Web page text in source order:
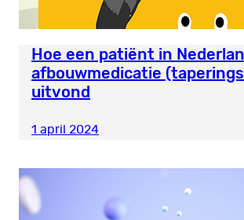
Hoe een patiënt in
afbouwmedicatie
uitvond
1 april 2024